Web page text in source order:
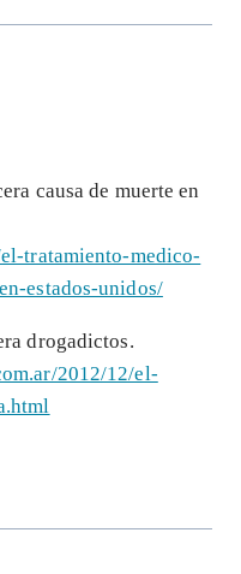
causa de muerte en
tratamiento-medico-
estados-unidos/
drogadictos.
2012/12/el-